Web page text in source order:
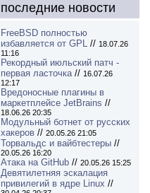
последние новости
FreeBSD полностью
избавляется от GPL // 18.07.26
11:16
Рекордный июльский патч -
первая ласточка// 16.07.26
12:17
Вредоносные плагины в
маркетплейсе JetBrains //
18.06.26 20:35
Модульный ботнет от русских
хакеров // 20.05.26 21:05
Торвальдс и вайбтестеры //
20.05.26 16:20
Атака на GitHub // 20.05.26 15:25
Девятилетняя эскалация
привилегий в ядре Linux //